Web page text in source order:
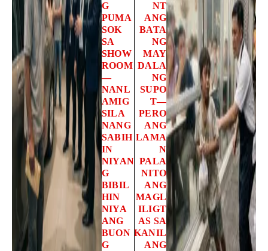
G
PUMA
SOK
SA
SHOW
ROOM
—
NANL
AMIG
SILA
NANG
SABIH
IN
NIYAN
G
BIBIL
HIN
NIYA
ANG
BUON
G
NT
ANG
BATA
NG
MAY
DALA
NG
SUPO
T—
PERO
ANG
LAMA
N
PALA
NITO
ANG
MAGL
ILIGT
AS SA
KANIL
ANG